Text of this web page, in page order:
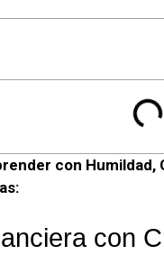
con Humildad,
con